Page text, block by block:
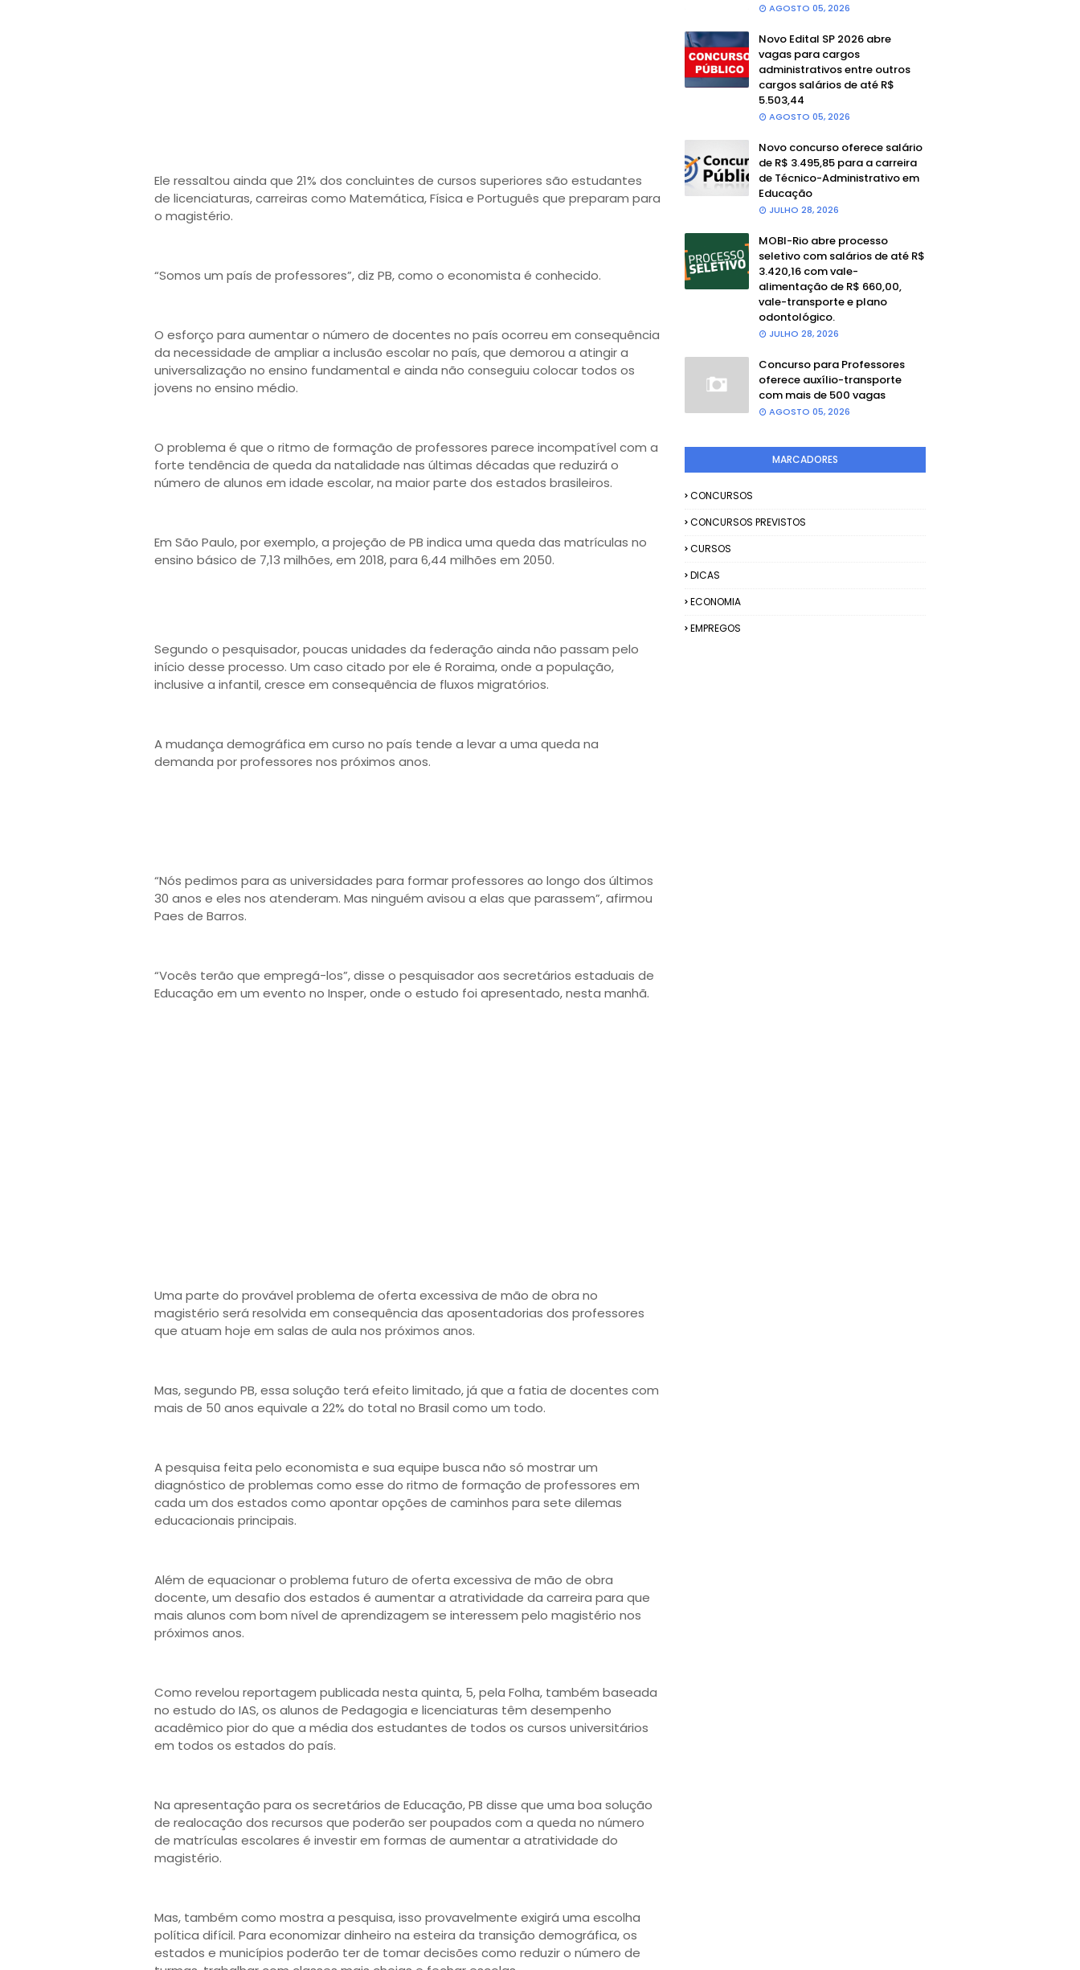
Ele ressaltou ainda que 21% dos concluintes de cursos superiores são estudantes
de licenciaturas, carreiras como Matemática, Física e Português que preparam para
o magistério.
“Somos um país de professores”, diz PB, como o economista é conhecido.
O esforço para aumentar o número de docentes no país ocorreu em consequência
da necessidade de ampliar a inclusão escolar no país, que demorou a atingir a
universalização no ensino fundamental e ainda não conseguiu colocar todos os
jovens no ensino médio. ​
O problema é que o ritmo de formação de professores parece incompatível com a
forte tendência de queda da natalidade nas últimas décadas que reduzirá o
número de alunos em idade escolar, na maior parte dos estados brasileiros.
Em São Paulo, por exemplo, a projeção de PB indica uma queda das matrículas no
ensino básico de 7,13 milhões, em 2018, para 6,44 milhões em 2050.
Segundo o pesquisador, poucas unidades da federação ainda não passam pelo
início desse processo. Um caso citado por ele é Roraima, onde a população,
inclusive a infantil, cresce em consequência de fluxos migratórios.
A mudança demográfica em curso no país tende a levar a uma queda na
demanda por professores nos próximos anos.
“Nós pedimos para as universidades para formar professores ao longo dos últimos
30 anos e eles nos atenderam. Mas ninguém avisou a elas que parassem”, afirmou
Paes de Barros.
“Vocês terão que empregá-los”, disse o pesquisador aos secretários estaduais de
Educação em um evento no Insper, onde o estudo foi apresentado, nesta manhã.
Uma parte do provável problema de oferta excessiva de mão de obra no
magistério será resolvida em consequência das aposentadorias dos professores
que atuam hoje em salas de aula nos próximos anos.
Mas, segundo PB, essa solução terá efeito limitado, já que a fatia de docentes com
mais de 50 anos equivale a 22% do total no Brasil como um todo.
A pesquisa feita pelo economista e sua equipe busca não só mostrar um
diagnóstico de problemas como esse do ritmo de formação de professores em
cada um dos estados como apontar opções de caminhos para sete dilemas
educacionais principais.
Além de equacionar o problema futuro de oferta excessiva de mão de obra
docente, um desafio dos estados é aumentar a atratividade da carreira para que
mais alunos com bom nível de aprendizagem se interessem pelo magistério nos
próximos anos.
Como revelou reportagem publicada nesta quinta, 5, pela Folha, também baseada
no estudo do IAS, os alunos de Pedagogia e licenciaturas têm desempenho
acadêmico pior do que a média dos estudantes de todos os cursos universitários
em todos os estados do país.
Na apresentação para os secretários de Educação, PB disse que uma boa solução
de realocação dos recursos que poderão ser poupados com a queda no número
de matrículas escolares é investir em formas de aumentar a atratividade do
magistério.
Mas, também como mostra a pesquisa, isso provavelmente exigirá uma escolha
política difícil. Para economizar dinheiro na esteira da transição demográfica, os
estados e municípios poderão ter de tomar decisões como reduzir o número de
AGOSTO 05, 2026
Novo Edital SP 2026 abre
vagas para cargos
administrativos entre outros
cargos salários de até R$
5.503,44
AGOSTO 05, 2026
Novo concurso oferece salário
de R$ 3.495,85 para a carreira
de Técnico-Administrativo em
Educação
JULHO 28, 2026
MOBI-Rio abre processo
seletivo com salários de até R$
3.420,16 com vale-
alimentação de R$ 660,00,
vale-transporte e plano
odontológico.
JULHO 28, 2026
Concurso para Professores
oferece auxílio-transporte
com mais de 500 vagas
AGOSTO 05, 2026
MARCADORES
CONCURSOS
CONCURSOS PREVISTOS
CURSOS
DICAS
ECONOMIA
EMPREGOS